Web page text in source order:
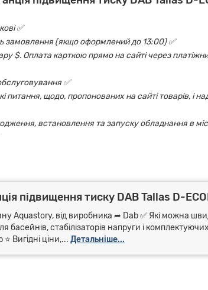
✅
замовлення (якщо оформлений до 13:00) ✅
$. Оплата карткою прямо на сайті через
✅
щодо, пропонованих на сайті товарів, і
встановлення та запуску обладнання в
підвищення тиску DAB Tallas D-
Aquastory, від виробника ➦ Dab ✅ Які можна
басейнів, стабілізаторів напруги і
Вигідні ціни,... Детальніше...